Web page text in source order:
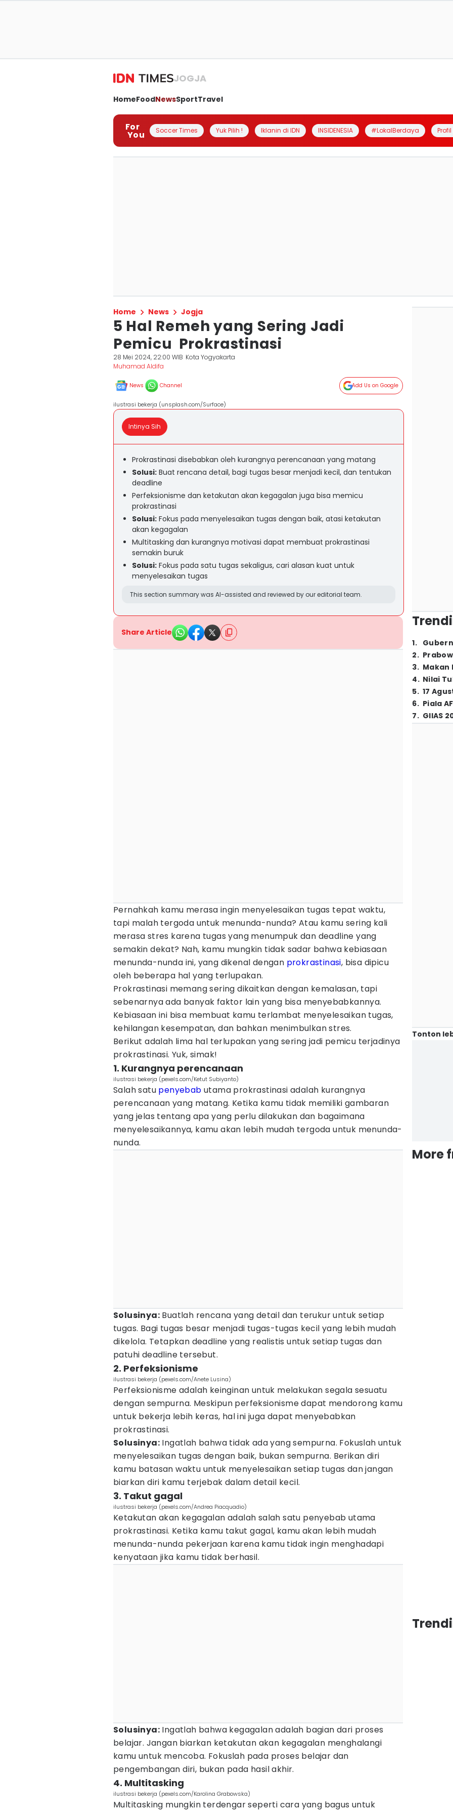
JOGJA
HomeFoodNewsSportTravel
For
You Soccer Times Yuk Pilih ! Iklanin di IDN INSIDENESIA #LokalBerdaya
Home News Jogja
5 Hal Remeh yang Sering Jadi
Pemicu Prokrastinasi
28 Mei 2024, 22:00 WIB Kota Yogyakarta
Muhamad Aldifa
News Channel Add Us on Google
ilustrasi bekerja (unsplash.com/Surface)
Intinya Sih
Prokrastinasi disebabkan oleh kurangnya perencanaan yang matang
Solusi: Buat rencana detail, bagi tugas besar menjadi kecil, dan tentukan
deadline
Perfeksionisme dan ketakutan akan kegagalan juga bisa memicu
prokrastinasi
Solusi: Fokus pada menyelesaikan tugas dengan baik, atasi ketakutan
akan kegagalan
Multitasking dan kurangnya motivasi dapat membuat prokrastinasi
semakin buruk
Solusi: Fokus pada satu tugas sekaligus, cari alasan kuat untuk
menyelesaikan tugas
This section summary was AI-assisted and reviewed by our editorial team.
Share Article
Pernahkah kamu merasa ingin menyelesaikan tugas tepat waktu,
tapi malah tergoda untuk menunda-nunda? Atau kamu sering kali
merasa stres karena tugas yang menumpuk dan deadline yang
semakin dekat? Nah, kamu mungkin tidak sadar bahwa kebiasaan
menunda-nunda ini, yang dikenal dengan prokrastinasi, bisa dipicu
oleh beberapa hal yang terlupakan.
Prokrastinasi memang sering dikaitkan dengan kemalasan, tapi
sebenarnya ada banyak faktor lain yang bisa menyebabkannya.
Kebiasaan ini bisa membuat kamu terlambat menyelesaikan tugas,
kehilangan kesempatan, dan bahkan menimbulkan stres.
Berikut adalah lima hal terlupakan yang sering jadi pemicu terjadinya
prokrastinasi. Yuk, simak!
1. Kurangnya perencanaan
ilustrasi bekerja (pexels.com/Ketut Subiyanto)
Salah satu penyebab utama prokrastinasi adalah kurangnya
perencanaan yang matang. Ketika kamu tidak memiliki gambaran
yang jelas tentang apa yang perlu dilakukan dan bagaimana
menyelesaikannya, kamu akan lebih mudah tergoda untuk menunda-
nunda.
Solusinya: Buatlah rencana yang detail dan terukur untuk setiap
tugas. Bagi tugas besar menjadi tugas-tugas kecil yang lebih mudah
dikelola. Tetapkan deadline yang realistis untuk setiap tugas dan
patuhi deadline tersebut.
2. Perfeksionisme
ilustrasi bekerja (pexels.com/Anete Lusina)
Perfeksionisme adalah keinginan untuk melakukan segala sesuatu
dengan sempurna. Meskipun perfeksionisme dapat mendorong kamu
untuk bekerja lebih keras, hal ini juga dapat menyebabkan
prokrastinasi.
Solusinya: Ingatlah bahwa tidak ada yang sempurna. Fokuslah untuk
menyelesaikan tugas dengan baik, bukan sempurna. Berikan diri
kamu batasan waktu untuk menyelesaikan setiap tugas dan jangan
biarkan diri kamu terjebak dalam detail kecil.
3. Takut gagal
ilustrasi bekerja (pexels.com/Andrea Piacquadio)
Ketakutan akan kegagalan adalah salah satu penyebab utama
prokrastinasi. Ketika kamu takut gagal, kamu akan lebih mudah
menunda-nunda pekerjaan karena kamu tidak ingin menghadapi
kenyataan jika kamu tidak berhasil.
Solusinya: Ingatlah bahwa kegagalan adalah bagian dari proses
belajar. Jangan biarkan ketakutan akan kegagalan menghalangi
kamu untuk mencoba. Fokuslah pada proses belajar dan
pengembangan diri, bukan pada hasil akhir.
4. Multitasking
ilustrasi bekerja (pexels.com/Karolina Grabowska)
Multitasking mungkin terdengar seperti cara yang bagus untuk
1.
2.
3. Makan
4. Nilai
5. 17
6. Piala
7. GIIAS
Tonton
More